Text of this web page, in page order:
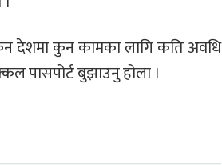
देशमा कुन कामका लागि कति अवधि
पासपोर्ट बुझाउनु होला ।